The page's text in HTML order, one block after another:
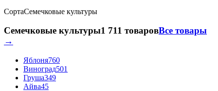
СортаСемечковые культуры
Семечковые культуры1 711 товаровВсе товары
→
Яблоня760
Виноград501
Груша349
Айва45